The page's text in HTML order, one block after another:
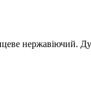
нержавіючий.